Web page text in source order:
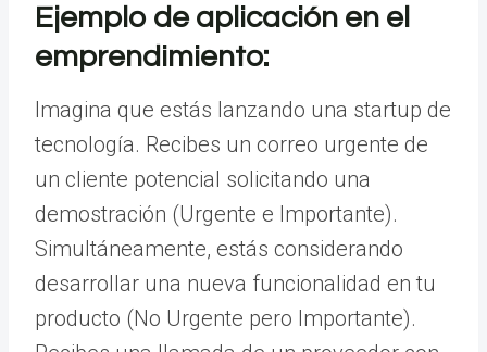
Ejemplo de aplicación en el
emprendimiento:
Imagina que estás lanzando una startup de
tecnología. Recibes un correo urgente de
un cliente potencial solicitando una
demostración (Urgente e Importante).
Simultáneamente, estás considerando
desarrollar una nueva funcionalidad en tu
producto (No Urgente pero Importante).